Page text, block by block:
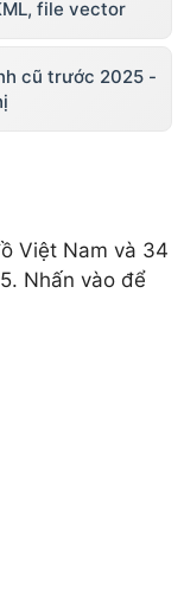
file vector
cũ trước 2025 -
Việt Nam và 34
Nhấn vào để